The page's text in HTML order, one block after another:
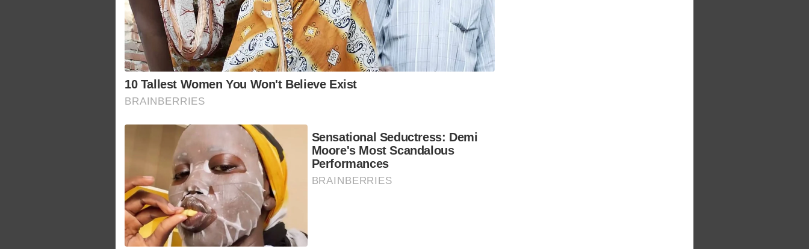
10 Tallest Women You Won't Believe Exist
BRAINBERRIES
Sensational Seductress: Demi
Moore's Most Scandalous
Performances
BRAINBERRIES